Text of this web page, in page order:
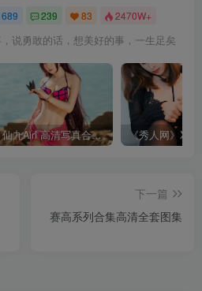
239 83 2470W+
说勇敢的话，想美好的事，一生足矣
仙九Airi 高清写真合集[持续更新]
下一篇
赛高系列合集高清全套图集